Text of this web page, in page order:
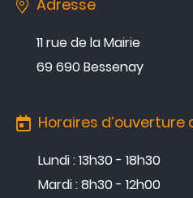
Adresse
11 rue de la Mairie
69 690 Bessenay
Horaires d’ouverture
Lundi : 13h30 - 18h30
Mardi : 8h30 - 12h00
04 74